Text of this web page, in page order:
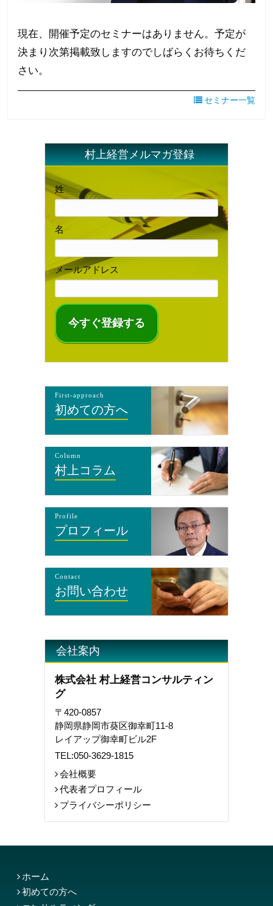
現在、開催予定のセミナーはありません。予定が
決まり次第掲載致しますのでしばらくお待ちくだ
さい。
セミナー一覧
村上経営メルマガ登録
姓
名
メールアドレス
First-approach
初めての方へ
Column
村上コラム
Profile
プロフィール
Contact
お問い合わせ
会社案内
株式会社 村上経営コンサルティン
グ
〒420-0857
静岡県静岡市葵区御幸町11-8
レイアップ御幸町ビル2F
TEL:050-3629-1815
会社概要
代表者プロフィール
プライバシーポリシー
ホーム
初めての方へ